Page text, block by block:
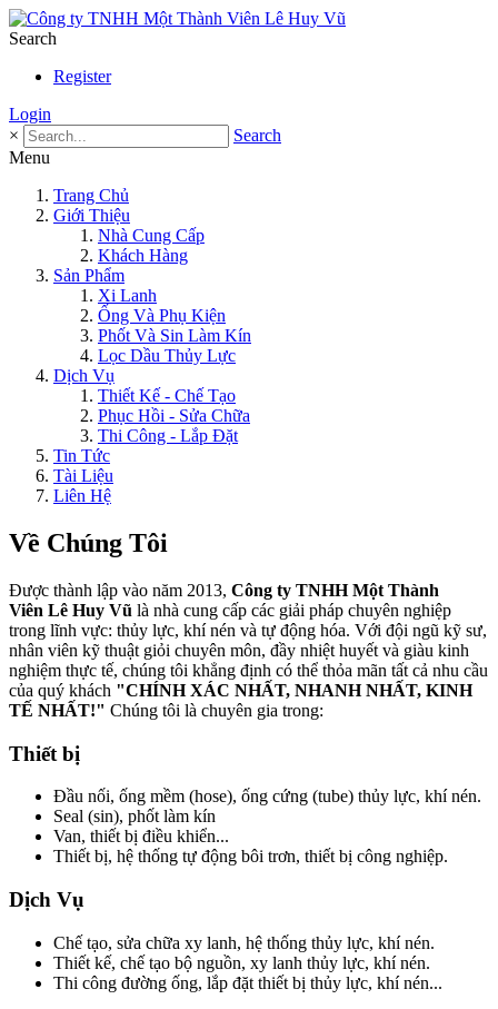
Search
Register
Login
×
Search
Menu
Trang Chủ
Giới Thiệu
Nhà Cung Cấp
Khách Hàng
Sản Phẩm
Xi Lanh
Ống Và Phụ Kiện
Phốt Và Sin Làm Kín
Lọc Dầu Thủy Lực
Dịch Vụ
Thiết Kế - Chế Tạo
Phục Hồi - Sửa Chữa
Thi Công - Lắp Đặt
Tin Tức
Tài Liệu
Liên Hệ
Về Chúng Tôi
Được thành lập vào năm 2013, Công ty TNHH Một Thành
Viên Lê Huy Vũ là nhà cung cấp các giải pháp chuyên nghiệp
trong lĩnh vực: thủy lực, khí nén và tự động hóa. Với đội ngũ kỹ sư,
nhân viên kỹ thuật giỏi chuyên môn, đầy nhiệt huyết và giàu kinh
nghiệm thực tế, chúng tôi khẳng định có thể thỏa mãn tất cả nhu cầu
của quý khách "CHÍNH XÁC NHẤT, NHANH NHẤT, KINH
TẾ NHẤT!" Chúng tôi là chuyên gia trong:
Thiết bị
Đầu nối, ống mềm (hose), ống cứng (tube) thủy lực, khí nén.
Seal (sin), phốt làm kín
Van, thiết bị điều khiển...
Thiết bị, hệ thống tự động bôi trơn, thiết bị công nghiệp.
Dịch Vụ
Chế tạo, sửa chữa xy lanh, hệ thống thủy lực, khí nén.
Thiết kế, chế tạo bộ nguồn, xy lanh thủy lực, khí nén.
Thi công đường ống, lắp đặt thiết bị thủy lực, khí nén...